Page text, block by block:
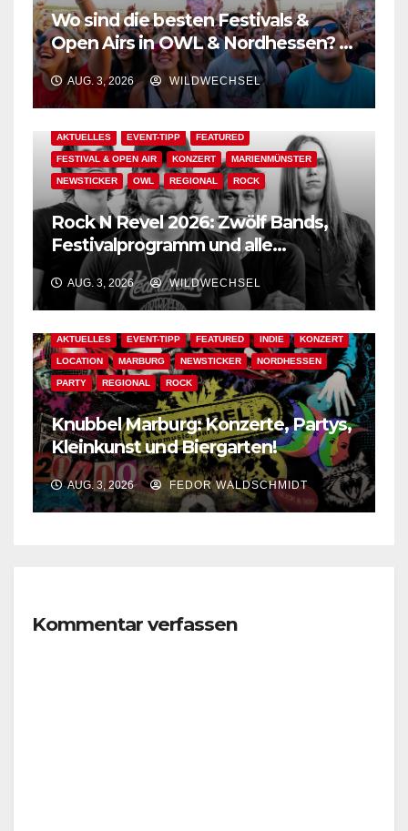
Wo sind die besten Festivals &
Open Airs in OWL & Nordhessen? –
Der Ww-Festival-Planer!
AUG. 3, 2026 WILDWECHSEL
AKTUELLES EVENT-TIPP FEATURED
FESTIVAL & OPEN AIR KONZERT MARIENMÜNSTER
NEWSTICKER OWL REGIONAL ROCK
Rock N Revel 2026: Zwölf Bands,
Festivalprogramm und alle
wichtigen Informationen!
AUG. 3, 2026 WILDWECHSEL
AKTUELLES EVENT-TIPP FEATURED INDIE KONZERT
LOCATION MARBURG NEWSTICKER NORDHESSEN
PARTY REGIONAL ROCK
Knubbel Marburg: Konzerte, Partys,
Kleinkunst und Biergarten!
AUG. 3, 2026 FEDOR WALDSCHMIDT
Kommentar verfassen